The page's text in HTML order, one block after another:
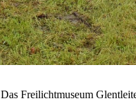
Das Freilichtmuseum